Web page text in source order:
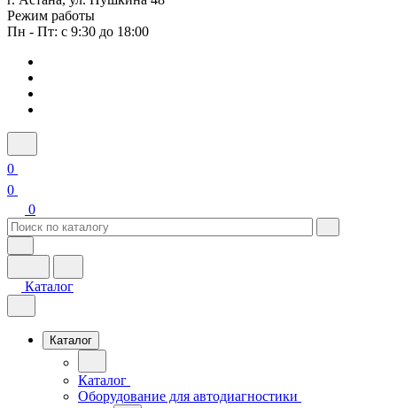
Режим работы
Пн - Пт: с 9:30 до 18:00
0
0
0
Каталог
Каталог
Каталог
Оборудование для автодиагностики